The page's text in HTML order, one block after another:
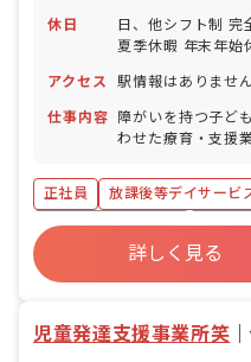
休日
日、他シフト制 完
夏季休暇 年末年始
年間休日112日
アクセス 駅情報はありません
仕事内容
障がいを持つ子ど
わせた療育・支援
送迎業務（私用車
会社負担） ・宿題
エーションや知育
どを通じた食育活
的サポート ・保
正社員
放課後等デイサービ
ボーナス・賞与あり
社会保
昇給昇進あり
詳しく見る
児童発達支援事業所笑 ｜